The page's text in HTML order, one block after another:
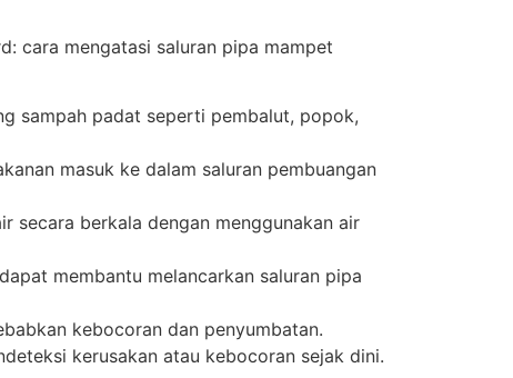
cara mengatasi saluran pipa mampet
sampah padat seperti pembalut, popok,
masuk ke dalam saluran pembuangan
secara berkala dengan menggunakan air
membantu melancarkan saluran pipa
kebocoran dan penyumbatan.
kerusakan atau kebocoran sejak dini.